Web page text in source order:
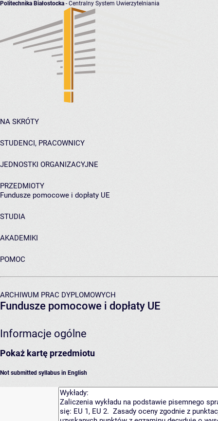
Politechnika Białostocka - Centralny System Uwierzytelniania
NA SKRÓTY
STUDENCI, PRACOWNICY
JEDNOSTKI ORGANIZACYJNE
PRZEDMIOTY
Fundusze pomocowe i dopłaty UE
STUDIA
AKADEMIKI
POMOC
ARCHIWUM PRAC DYPLOMOWYCH
Fundusze pomocowe i dopłaty UE
Informacje ogólne
Pokaż kartę przedmiotu
Not submitted syllabus in English